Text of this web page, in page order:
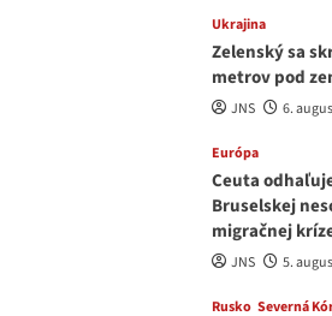
Ukrajina
Zelenský sa
metrov pod
JNS 6.
Európa
Ceuta
Bruselskej
migračnej
JNS 5.
Rusko Severná